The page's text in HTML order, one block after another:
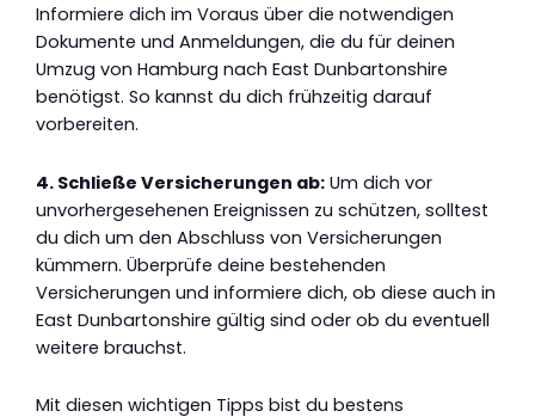
Informiere dich im Voraus über die notwendigen
Dokumente und Anmeldungen, die du für deinen
Umzug von Hamburg nach East Dunbartonshire
benötigst. So kannst du dich frühzeitig darauf
vorbereiten.
4. Schließe Versicherungen ab: Um dich vor
unvorhergesehenen Ereignissen zu schützen, solltest
du dich um den Abschluss von Versicherungen
kümmern. Überprüfe deine bestehenden
Versicherungen und informiere dich, ob diese auch in
East Dunbartonshire gültig sind oder ob du eventuell
weitere brauchst.
Mit diesen wichtigen Tipps bist du bestens